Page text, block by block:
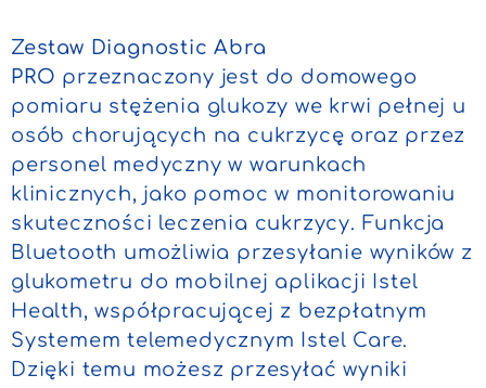
Zestaw Diagnostic Abra
PRO przeznaczony jest do domowego
pomiaru stężenia glukozy we krwi pełnej u
osób chorujących na cukrzycę oraz przez
personel medyczny w warunkach
klinicznych, jako pomoc w monitorowaniu
skuteczności leczenia cukrzycy. Funkcja
Bluetooth umożliwia przesyłanie wyników z
glukometru do mobilnej aplikacji Istel
Health, współpracującej z bezpłatnym
Systemem telemedycznym Istel Care.
Dzięki temu możesz przesyłać wyniki